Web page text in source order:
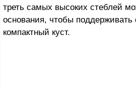
треть самых высоких стеблей
основания, чтобы поддерживать
компактный куст.